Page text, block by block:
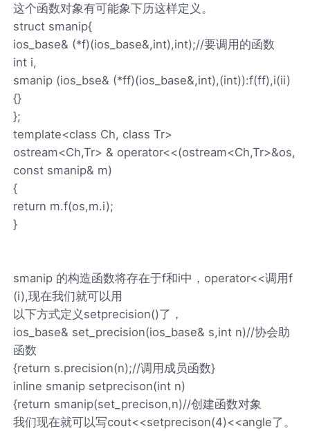
这个函数对象有可能象下历这样定义。
struct smanip{
ios_base& (*f)(ios_base&,int),int);//要调用的函数
int i,
smanip (ios_bse& (*ff)(ios_base&,int),(int)):f(ff),i(ii)
{}
};
template<class Ch, class Tr>
ostream<Ch,Tr> & operator<<(ostream<Ch,Tr>&os,
const smanip& m)
{
return m.f(os,m.i);
}
smanip 的构造函数将存在于f和i中，operator<<调用f
(i),现在我们就可以用
以下方式定义setprecision()了，
ios_base& set_precision(ios_base& s,int n)//协会助
函数
{return s.precision(n);//调用成员函数}
inline smanip setprecison(int n)
{return smanip(set_precison,n)//创建函数对象
我们现在就可以写cout<<setprecison(4)<<angle了。